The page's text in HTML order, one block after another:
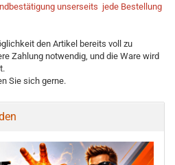
unserseits jede Bestellung
den Artikel bereits voll zu
Zahlung notwendig, und die Ware wird
Sie sich gerne.